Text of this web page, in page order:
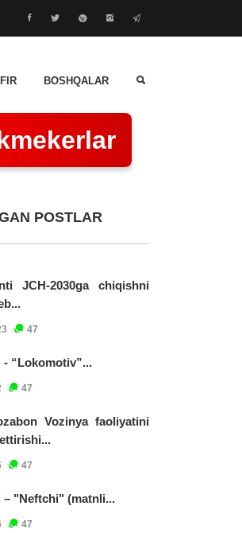
BOSHQALAR
POSTLAR
JCH-2030ga chiqishni
47
“Lokomotiv”...
47
Vozinya faoliyatini
47
"Neftchi" (matnli...
47